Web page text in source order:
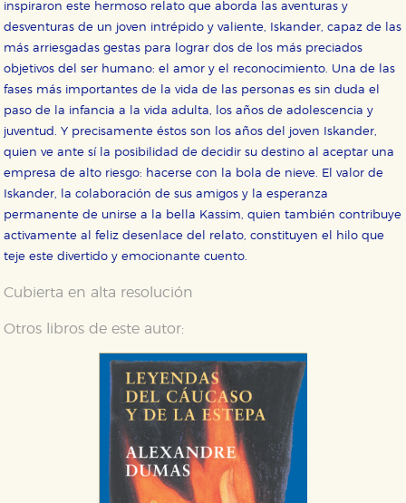
inspiraron este hermoso relato que aborda las aventuras y
desventuras de un joven intrépido y valiente, Iskander, capaz de las
más arriesgadas gestas para lograr dos de los más preciados
objetivos del ser humano: el amor y el reconocimiento. Una de las
fases más importantes de la vida de las personas es sin duda el
paso de la infancia a la vida adulta, los años de adolescencia y
juventud. Y precisamente éstos son los años del joven Iskander,
quien ve ante sí la posibilidad de decidir su destino al aceptar una
empresa de alto riesgo: hacerse con la bola de nieve. El valor de
Iskander, la colaboración de sus amigos y la esperanza
permanente de unirse a la bella Kassim, quien también contribuye
activamente al feliz desenlace del relato, constituyen el hilo que
teje este divertido y emocionante cuento.
Cubierta en alta resolución
Otros libros de este autor: